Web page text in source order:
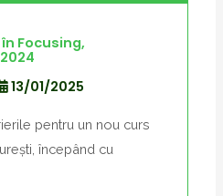
Focusing,
13/01/2025
pentru un nou curs
începând cu